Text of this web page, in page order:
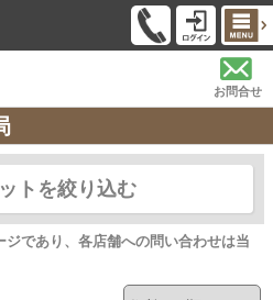
お問合せ
トを絞り込む
であり、各店舗への問い合わせは当